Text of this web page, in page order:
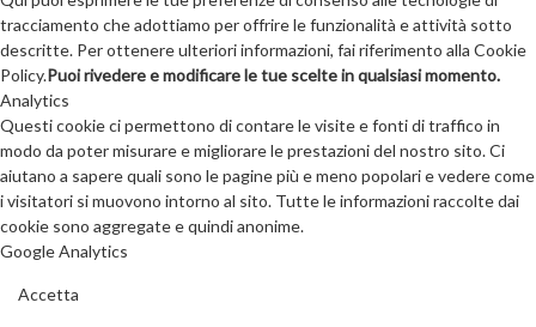
tracciamento che adottiamo per offrire le funzionalità e attività sotto
descritte. Per ottenere ulteriori informazioni, fai riferimento alla Cookie
Policy.Puoi rivedere e modificare le tue scelte in qualsiasi momento.
Analytics
Questi cookie ci permettono di contare le visite e fonti di traffico in
modo da poter misurare e migliorare le prestazioni del nostro sito. Ci
aiutano a sapere quali sono le pagine più e meno popolari e vedere come
i visitatori si muovono intorno al sito. Tutte le informazioni raccolte dai
cookie sono aggregate e quindi anonime.
Google Analytics
Accetta